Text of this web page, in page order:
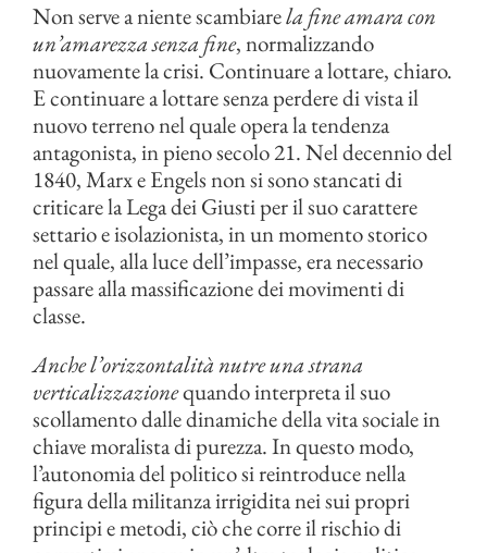
Non serve a niente scambiarela fine amara con
un’amarezza senza fine, normalizzando
nuovamente la crisi. Continuare a lottare, chiaro.
E continuare a lottare senza perdere di vista il
nuovo terreno nel quale opera la tendenza
antagonista, in pieno secolo 21. Nel decennio del
1840, Marx e Engels non si sono stancati di
criticare la Lega dei Giusti per il suo carattere
settario e isolazionista, in un momento storico
nel quale, alla luce dell’impasse, era necessario
passare alla massificazione dei movimenti di
classe.
Anche l’orizzontalità nutre una strana
verticalizzazionequando interpreta il suo
scollamento dalle dinamiche della vita sociale in
chiave moralista di purezza. In questo modo,
l’autonomia del politico si reintroduce nella
figura della militanza irrigidita nei sui propri
principi e metodi, ciò che corre il rischio di